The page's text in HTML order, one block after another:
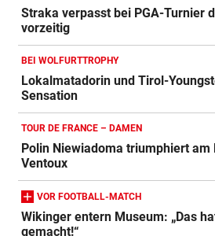
Straka verpasst bei PGA-Turnier
vorzeitig
BEI WOLFURTTROPHY
Lokalmatadorin und Tirol-
Sensation
TOUR DE FRANCE – DAMEN
Polin Niewiadoma triumphiert am
Ventoux
VOR FOOTBALL-MATCH
Wikinger entern Museum: „Das
gemacht!“
Action-Cam Vergleich
Crosstrainer Vergleich
E-Bike Vergleich
ZUM VERGLEICH